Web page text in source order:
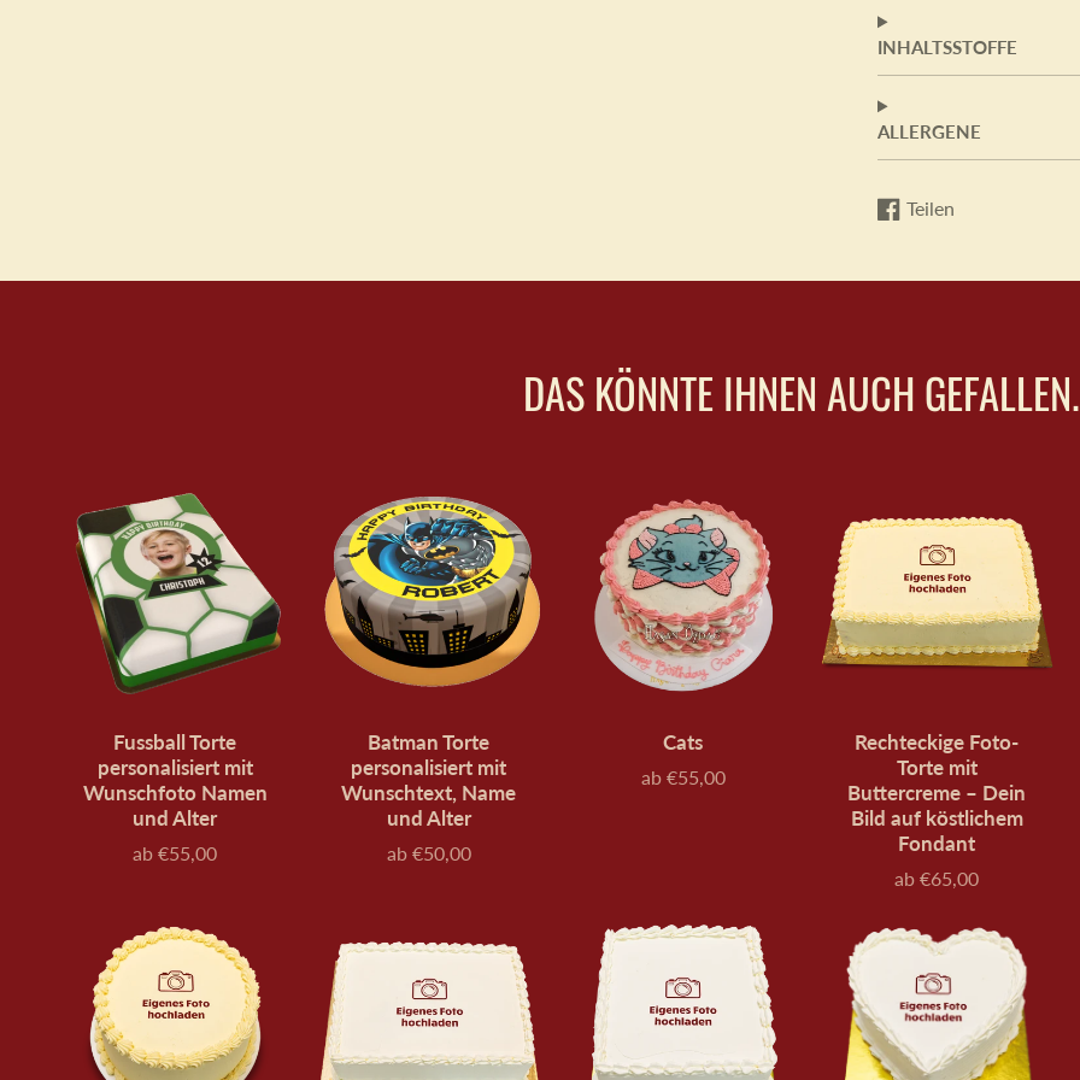
INHALTSSTOFFE
ALLERGENE
Teilen
Auf
teilen
Wird
einem
DAS KÖNNTE IHNEN AUCH
Fussball Torte
personalisiert mit
Wunschfoto Namen
und Alter
Preis
ab €55,00
Batman Torte
personalisiert mit
Wunschtext, Name
und Alter
Preis
ab €50,00
Cats
Preis
ab €55,00
Rechteckige Foto-
Torte mit
Buttercreme – Dein
Bild auf köstlichem
Fondant
Preis
ab €65,00